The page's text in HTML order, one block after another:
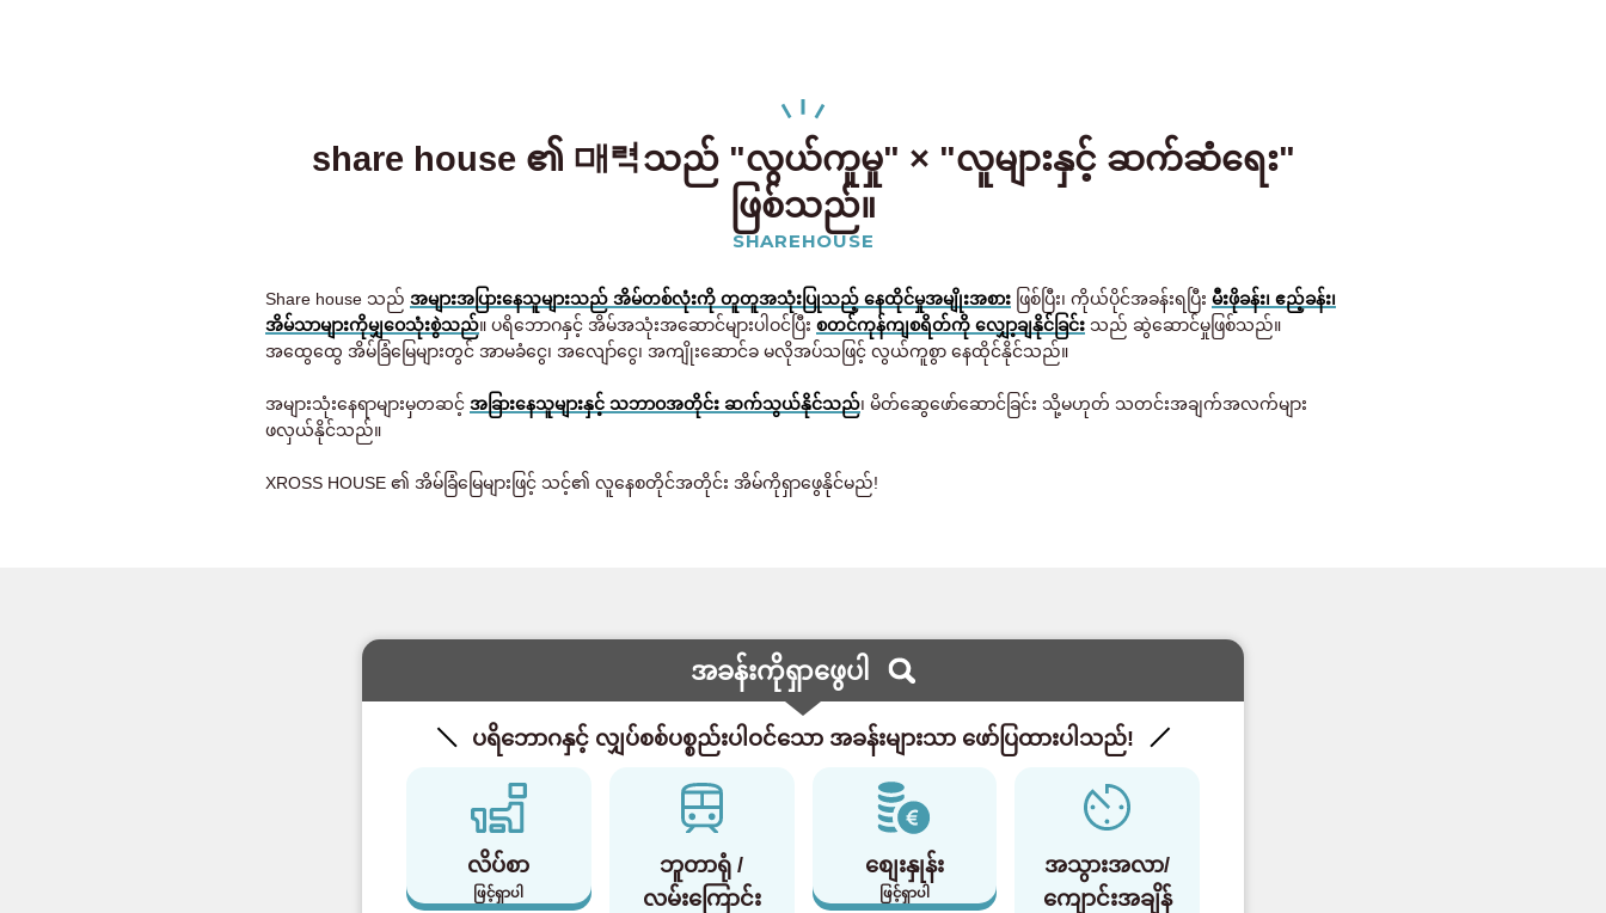
share house ၏ 매력သည် "လွယ်ကူမှု" × "လူများနှင့် ဆက်ဆံရေး"
ဖြစ်သည်။
SHAREHOUSE
Share house သည် အများအပြားနေသူများသည် အိမ်တစ်လုံးကို တူတူအသုံးပြုသည့် နေထိုင်မှုအမျိုးအစား ဖြစ်ပြီး၊ ကိုယ်ပိုင်အခန်းရပြီး မီးဖိုခန်း၊ ဧည့်ခန်း၊
အိမ်သာများကိုမျှဝေသုံးစွဲသည်။ ပရိဘောဂနှင့် အိမ်အသုံးအဆောင်များပါဝင်ပြီး စတင်ကုန်ကျစရိတ်ကို လျှော့ချနိုင်ခြင်း သည် ဆွဲဆောင်မှုဖြစ်သည်။
အထွေထွေ အိမ်ခြံမြေများတွင် အာမခံငွေ၊ အလျော်ငွေ၊ အကျိုးဆောင်ခ မလိုအပ်သဖြင့် လွယ်ကူစွာ နေထိုင်နိုင်သည်။
အများသုံးနေရာများမှတဆင့် အခြားနေသူများနှင့် သဘာဝအတိုင်း ဆက်သွယ်နိုင်သည်၊ မိတ်ဆွေဖော်ဆောင်ခြင်း သို့မဟုတ် သတင်းအချက်အလက်များ
ဖလှယ်နိုင်သည်။
XROSS HOUSE ၏ အိမ်ခြံမြေများဖြင့် သင့်၏ လူနေစတိုင်အတိုင်း အိမ်ကိုရှာဖွေနိုင်မည်!
အခန်းကိုရှာဖွေပါ
ပရိဘောဂနှင့် လျှပ်စစ်ပစ္စည်းပါဝင်သော အခန်းများသာ ဖော်ပြထားပါသည်!
လိပ်စာ
ဖြင့်ရှာပါ
ဘူတာရုံ /
လမ်းကြောင်း
စျေးနှုန်း
ဖြင့်ရှာပါ
အသွားအလာ/
ကျောင်းအချိန်